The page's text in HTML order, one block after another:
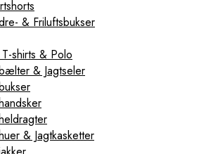
& Friluftsbukser
T-shirts & Polo
& Jagtseler
& Jagtkasketter